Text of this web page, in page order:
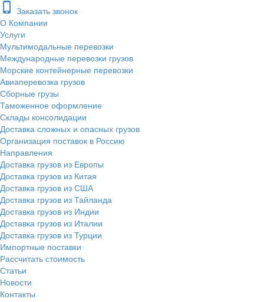
phone_iphone Заказать звонок
О Компании
Услуги
Мультимодальные перевозки
Международные перевозки грузов
Морские контейнерные перевозки
Авиаперевозка грузов
Сборные грузы
Таможенное оформление
Склады консолидации
Доставка сложных и опасных грузов
Организация поставок в Россию
Направления
Доставка грузов из Европы
Доставка грузов из Китая
Доставка грузов из США
Доставка грузов из Тайланда
Доставка грузов из Индии
Доставка грузов из Италии
Доставка грузов из Турции
Импортные поставки
Рассчитать стоимость
Статьи
Новости
Контакты